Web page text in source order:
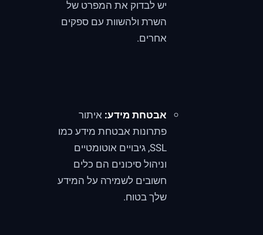
יש לבדוק את המפרט של
השרת ולהשוות עם ספקים
אחרים.
אבטחת מידע: איתור
פתרונות אבטחת מידע כמו
SSL, גיבויים אוטומטיים
וניהול סיכונים הם כלים
חשובים לשמירה על המידע
שלך בטוח.